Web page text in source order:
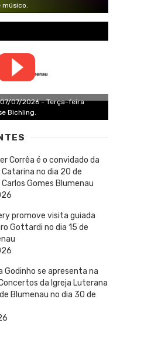
07/07/2026 - Terça-feira
Bichling.
Corrêa é o convidado da
no dia 20 de
Gomes Blumenau
promove visita guiada
Gottardi no dia 15 de
Godinho se apresenta na
da Igreja Luterana
Blumenau no dia 30 de